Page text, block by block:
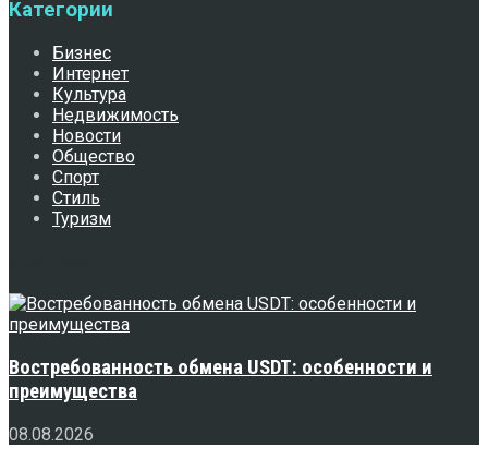
Категории
Бизнес
Интернет
Культура
Недвижимость
Новости
Общество
Спорт
Стиль
Туризм
Востребованность обмена USDT: особенности и
преимущества
08.08.2026